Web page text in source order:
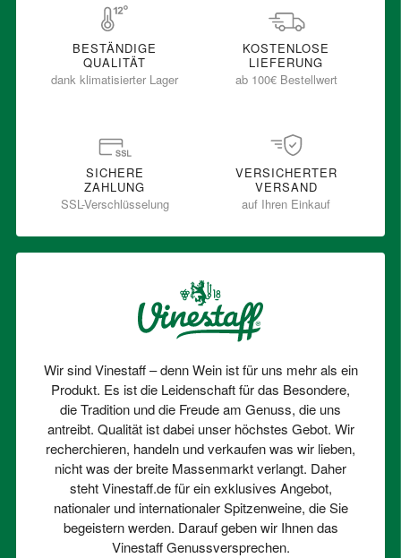
BESTÄNDIGE
QUALITÄT
dank klimatisierter Lager
KOSTENLOSE
LIEFERUNG
ab 100€ Bestellwert
SICHERE
ZAHLUNG
SSL-Verschlüsselung
VERSICHERTER
VERSAND
auf Ihren Einkauf
Wir sind Vinestaff – denn Wein ist für uns mehr als ein
Produkt. Es ist die Leidenschaft für das Besondere,
die Tradition und die Freude am Genuss, die uns
antreibt. Qualität ist dabei unser höchstes Gebot. Wir
recherchieren, handeln und verkaufen was wir lieben,
nicht was der breite Massenmarkt verlangt. Daher
steht Vinestaff.de für ein exklusives Angebot,
nationaler und internationaler Spitzenweine, die Sie
begeistern werden. Darauf geben wir Ihnen das
Vinestaff Genussversprechen.